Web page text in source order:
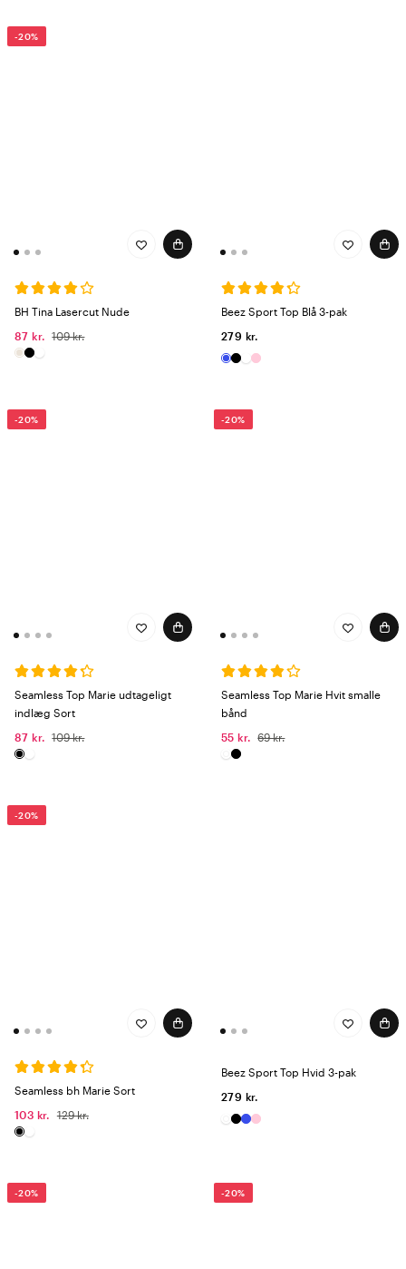
-20%
BH Tina Lasercut Nude
87 kr.
109 kr.
Beez Sport Top Blå 3-pak
279 kr.
-20%
Seamless Top Marie udtageligt
indlæg Sort
87 kr.
109 kr.
-20%
Seamless Top Marie Hvit smalle
bånd
55 kr.
69 kr.
-20%
Seamless bh Marie Sort
103 kr.
129 kr.
Beez Sport Top Hvid 3-pak
279 kr.
-20% -20%